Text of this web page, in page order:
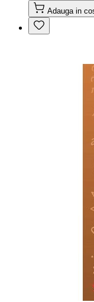
Adauga in